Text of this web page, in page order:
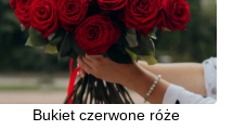
Bukiet czerwone róże